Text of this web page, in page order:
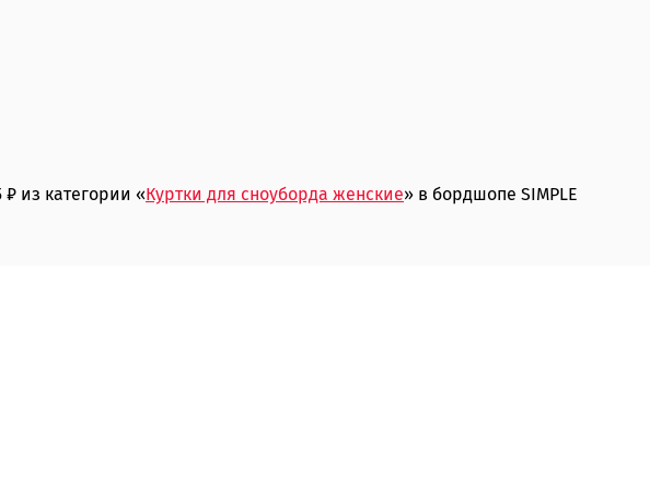
₽ из категории «Куртки для сноуборда женские» в бордшопе SIMPLE